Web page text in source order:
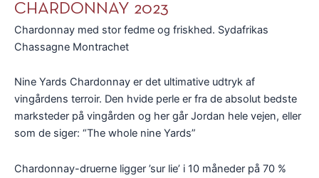
CHARDONNAY 2023
Chardonnay med stor fedme og friskhed. Sydafrikas
Chassagne Montrachet
Nine Yards Chardonnay er det ultimative udtryk af
vingårdens terroir. Den hvide perle er fra de absolut bedste
marksteder på vingården og her går Jordan hele vejen, eller
som de siger: “The whole nine Yards”
Chardonnay-druerne ligger ’sur lie’ i 10 måneder på 70 %